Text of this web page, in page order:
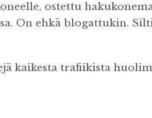
ostettu
On ehkä blogattukin.
kaikesta trafiikista